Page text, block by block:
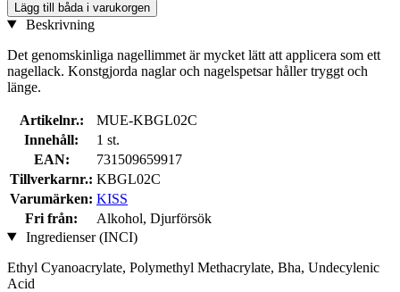
Lägg till båda i varukorgen
Beskrivning
Det genomskinliga nagellimmet är mycket lätt att applicera som ett
nagellack. Konstgjorda naglar och nagelspetsar håller tryggt och
länge.
Artikelnr.:
MUE-KBGL02C
Innehåll:
1 st.
EAN:
731509659917
Tillverkarnr.: KBGL02C
Varumärken: KISS
Fri från:
Alkohol, Djurförsök
Ingredienser (INCI)
Ethyl Cyanoacrylate, Polymethyl Methacrylate, Bha, Undecylenic
Acid